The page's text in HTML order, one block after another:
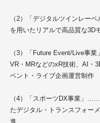
（2）「デジタルツインレー
を用いたリアルで高品質な3D
（3）「Future Event/Live事
VR・MRなどのxR技術、AI・
ベント・ライブ企画運営制作
（4）「スポーツDX事業」
たデジタル・トランスフォー
進